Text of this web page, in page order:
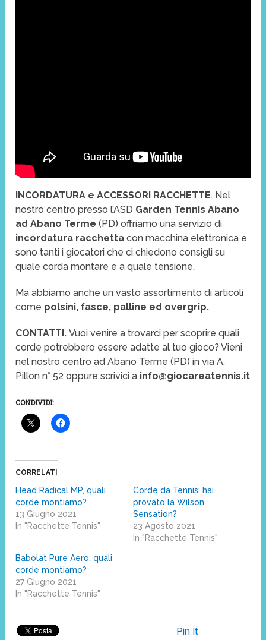
INCORDATURA e ACCESSORI RACCHETTE. Nel
nostro centro presso l’ASD Garden Tennis Abano
ad Abano Terme (PD) offriamo una servizio di
incordatura racchetta con macchina elettronica e
sono tanti i giocatori che ci chiedono consigli su
quale corda montare e a quale tensione.
Ma abbiamo anche un vasto assortimento di articoli
come polsini, fasce, palline ed overgrip.
CONTATTI.Vuoi venire a trovarci per scoprire quali
corde potrebbero essere adatte al tuo gioco? Vieni
nel nostro centro ad Abano Terme (PD) in via A.
Pillon n° 52 oppure scrivici a info@giocareatennis.it
CONDIVIDI:
CORRELATI
Head Radical MP, quali
corde montiamo?
13 Giugno 2021
In "Racchette Tennis"
Corde da Tennis: hai
provato la Wilson
Sensation?
23 Agosto 2021
In "Racchette Tennis"
Babolat Pure Aero, quali
corde montiamo?
27 Giugno 2021
In "Racchette Tennis"
Pin It